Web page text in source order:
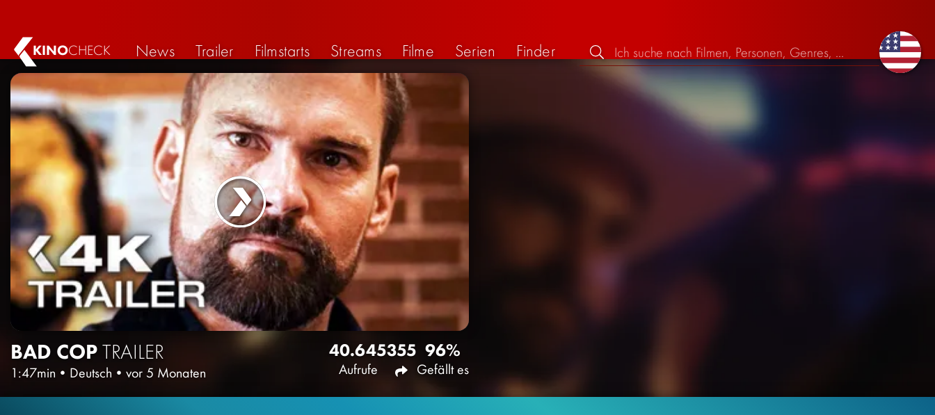
KINOCHECK News Trailer Filmstarts Streams Filme Serien Finder
BAD COPTRAILER
1:47min • Deutsch • vor 5 Monaten
40.645
Aufrufe
355 96%
Gefällt es